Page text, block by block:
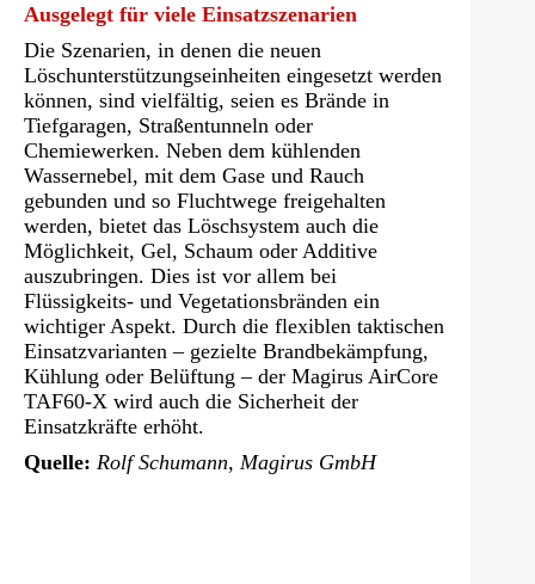
Ausgelegt für viele Einsatzszenarien
Die Szenarien, in denen die neuen
Löschunterstützungseinheiten eingesetzt werden
können, sind vielfältig, seien es Brände in
Tiefgaragen, Straßentunneln oder
Chemiewerken. Neben dem kühlenden
Wassernebel, mit dem Gase und Rauch
gebunden und so Fluchtwege freigehalten
werden, bietet das Löschsystem auch die
Möglichkeit, Gel, Schaum oder Additive
auszubringen. Dies ist vor allem bei
Flüssigkeits- und Vegetationsbränden ein
wichtiger Aspekt. Durch die flexiblen taktischen
Einsatzvarianten – gezielte Brandbekämpfung,
Kühlung oder Belüftung – der Magirus AirCore
TAF60-X wird auch die Sicherheit der
Einsatzkräfte erhöht.
Quelle: Rolf Schumann, Magirus GmbH